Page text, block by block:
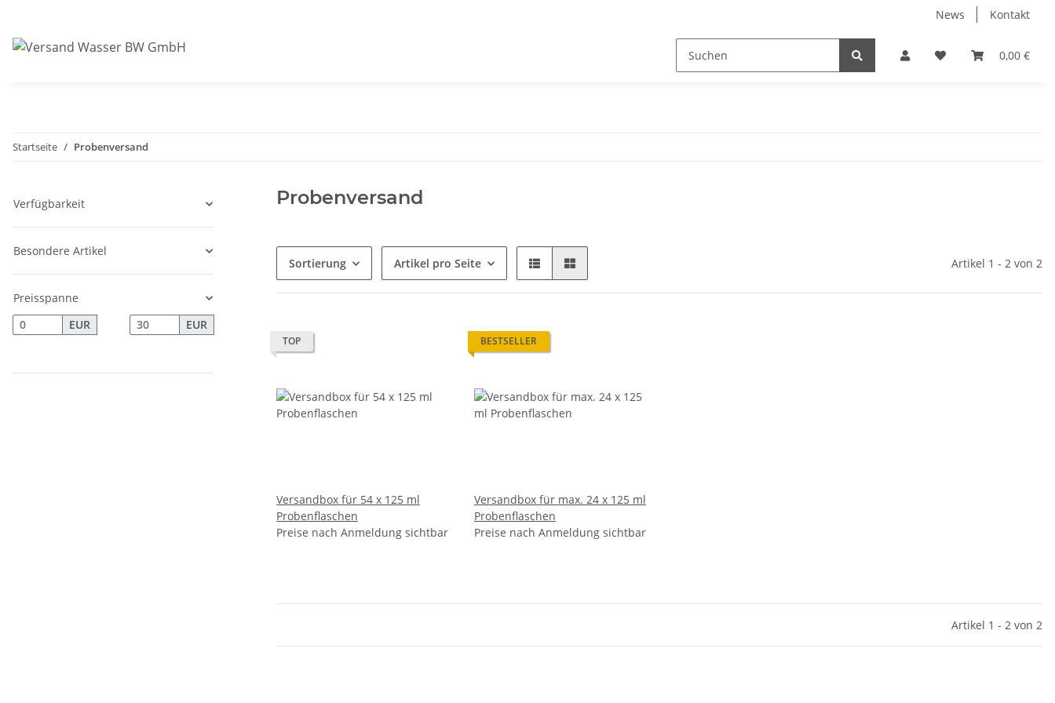
News Kontakt
0,00 €
Startseite Probenversand
Probenversand
Sortierung Artikel pro Seite Artikel 1 - 2 von 2
TOP
Versandbox für 54 x 125 ml
Probenflaschen
Preise nach Anmeldung sichtbar
BESTSELLER
Versandbox für max. 24 x 125 ml
Probenflaschen
Preise nach Anmeldung sichtbar
Artikel 1 - 2 von 2
Verfügbarkeit
Besondere Artikel
Preisspanne
EUR
EUR